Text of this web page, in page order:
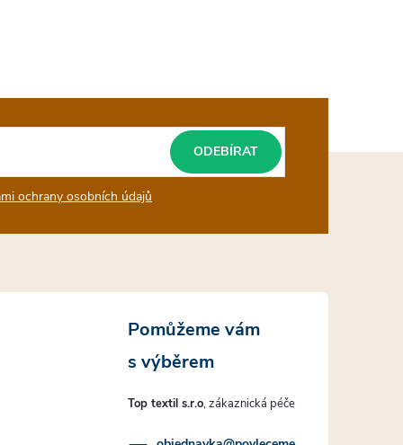
ochrany osobních údajů
ODEBÍRAT
Top textil s.r.o